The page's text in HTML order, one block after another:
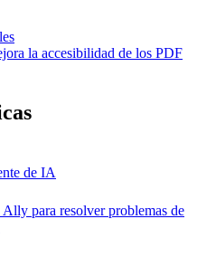
la accesibilidad de los PDF
de IA
Ally para resolver problemas de